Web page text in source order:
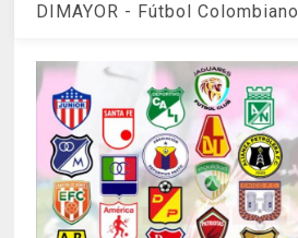
DIMAYOR - Fútbol Colombiano